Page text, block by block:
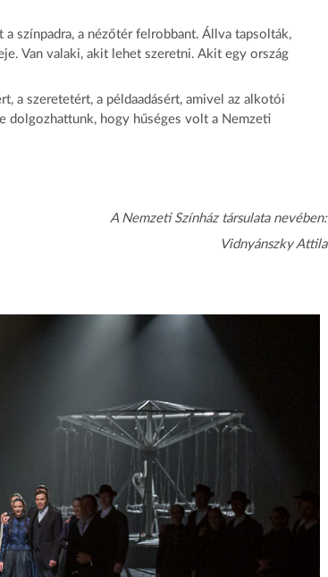
színpadra, a nézőtér felrobbant. Állva tapsolták,
Van valaki, akit lehet szeretni. Akit egy ország
a szeretetért, a példaadásért, amivel az alkotói
dolgozhattunk, hogy hűséges volt a Nemzeti
A Nemzeti Színház társulata nevében:
Vidnyánszky Attila